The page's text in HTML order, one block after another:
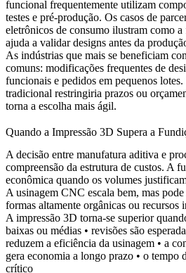
funcional frequentemente utilizam
testes e pré-produção. Os casos de
eletrônicos de consumo ilustram como a
ajuda a validar designs antes da
As indústrias que mais se beneficiam
comuns: modificações frequentes de
funcionais e pedidos em pequenos
tradicional restringiria prazos ou
torna a escolha mais ágil.
Quando a Impressão 3D Supera a
A decisão entre manufatura aditiva e
compreensão da estrutura de custos. A
econômica quando os volumes
A usinagem CNC escala bem, mas
formas altamente orgânicas ou recursos
A impressão 3D torna-se superior
baixas ou médias • revisões são
reduzem a eficiência da usinagem • a
gera economia a longo prazo • o tempo
crítico